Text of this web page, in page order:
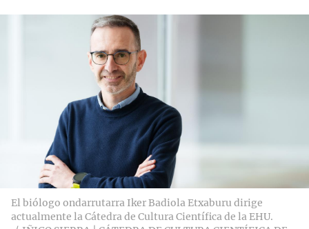
El biólogo ondarrutarra Iker Badiola Etxaburu dirige
actualmente la Cátedra de Cultura Científica de la EHU.